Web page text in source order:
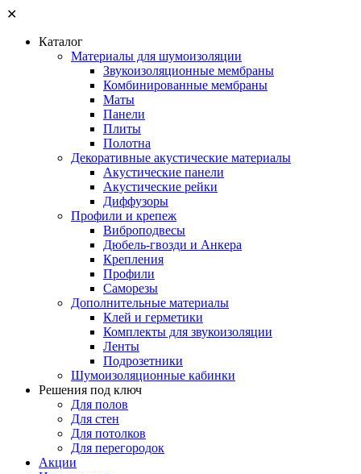
✕
Каталог
Материалы для шумоизоляции
Звукоизоляционные мембраны
Комбинированные мембраны
Маты
Панели
Плиты
Полотна
Декоративные акустические материалы
Акустические панели
Акустические рейки
Диффузоры
Профили и крепеж
Виброподвесы
Дюбель-гвозди и Анкера
Крепления
Профили
Саморезы
Дополнительные материалы
Клей и герметики
Комплекты для звукоизоляции
Ленты
Подрозетники
Шумоизоляционные кабинки
Решения под ключ
Для полов
Для стен
Для потолков
Для перегородок
Акции